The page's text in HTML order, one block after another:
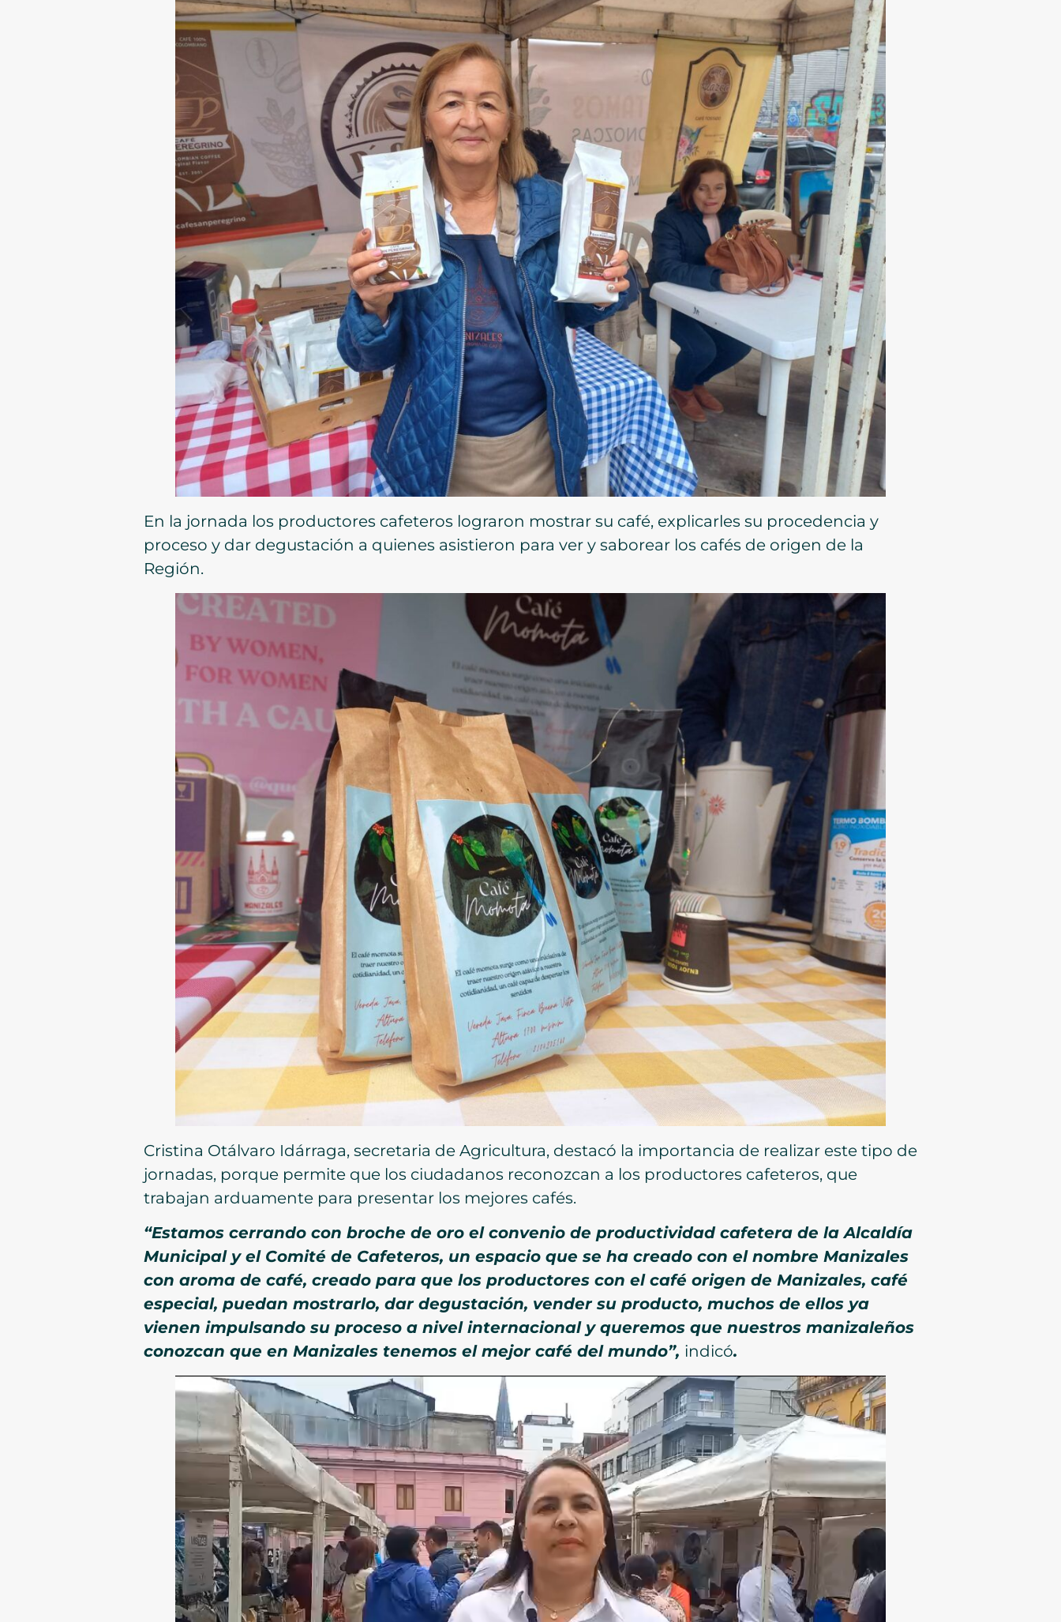
En la jornada los productores cafeteros lograron mostrar su café, explicarles su procedencia y
proceso y dar degustación a quienes asistieron para ver y saborear los cafés de origen de la
Región.
Cristina Otálvaro Idárraga, secretaria de Agricultura, destacó la importancia de realizar este tipo de
jornadas, porque permite que los ciudadanos reconozcan a los productores cafeteros, que
trabajan arduamente para presentar los mejores cafés.
“Estamos cerrando con broche de oro el convenio de productividad cafetera de la Alcaldía
Municipal y el Comité de Cafeteros, un espacio que se ha creado con el nombre Manizales
con aroma de café, creado para que los productores con el café origen de Manizales, café
especial, puedan mostrarlo, dar degustación, vender su producto, muchos de ellos ya
vienen impulsando su proceso a nivel internacional y queremos que nuestros manizaleños
conozcan que en Manizales tenemos el mejor café del mundo”, indicó.